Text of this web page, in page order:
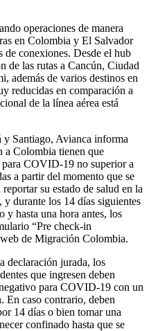
operaciones de manera
en Colombia y El Salvador
de conexiones. Desde el hub
de las rutas a Cancún, Ciudad
además de varios destinos en
reducidas en comparación a
de la línea aérea está
Santiago, Avianca informa
a Colombia tienen que
COVID-19 no superior a
a partir del momento que se
su estado de salud en la
durante los 14 días siguientes
y hasta una hora antes, los
“Pre check-in
de Migración Colombia.
declaración jurada, los
que ingresen deben
para COVID-19 con un
En caso contrario, deben
14 días o bien tomar una
confinado hasta que se